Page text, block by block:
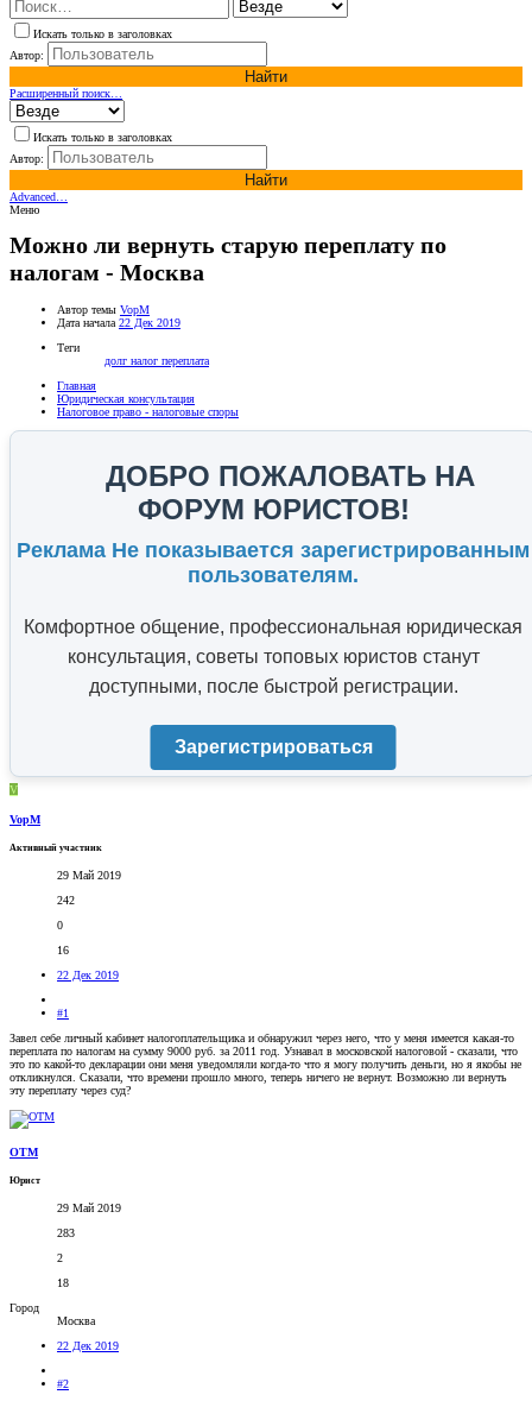
Искать только в заголовках
Автор:
Найти
Расширенный поиск…
Искать только в заголовках
Автор:
Найти
Advanced…
Меню
Можно ли вернуть старую переплату по
налогам - Москва
Автор темы VopM
Дата начала 22 Дек 2019
Теги
долг налог переплата
Главная
Юридическая консультация
Налоговое право - налоговые споры
ДОБРО ПОЖАЛОВАТЬ НА
ФОРУМ ЮРИСТОВ!
Реклама Не показывается зарегистрированным
пользователям.
Комфортное общение, профессиональная юридическая
консультация, советы топовых юристов станут
доступными, после быстрой регистрации.
Зарегистрироваться
V
VopM
Активный участник
29 Май 2019
242
0
16
22 Дек 2019
#1
Завел себе личный кабинет налогоплательщика и обнаружил через него, что у меня имеется какая-то
переплата по налогам на сумму 9000 руб. за 2011 год. Узнавал в московской налоговой - сказали, что
это по какой-то декларации они меня уведомляли когда-то что я могу получить деньги, но я якобы не
откликнулся. Сказали, что времени прошло много, теперь ничего не вернут. Возможно ли вернуть
эту переплату через суд?
OTM
Юрист
29 Май 2019
283
2
18
Город
Москва
22 Дек 2019
#2